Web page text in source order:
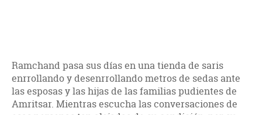
Ramchand pasa sus días en una tienda de saris
enrrollando y desenrrollando metros de sedas ante
las esposas y las hijas de las familias pudientes de
Amritsar. Mientras escucha las conversaciones de